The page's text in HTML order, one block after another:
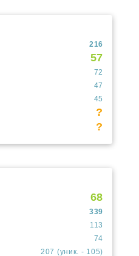
216
57
72
47
45
?
?
68
339
113
74
207 (уник. - 105)